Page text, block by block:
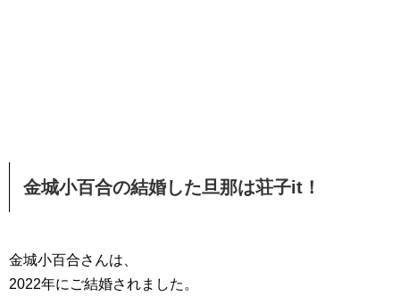
金城小百合の結婚した旦那は荘子it！
金城小百合さんは、
2022年にご結婚されました。